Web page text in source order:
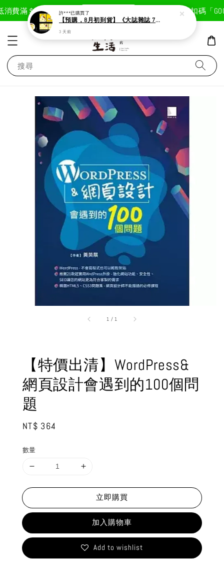
消費滿＄1800免運費 現在去購物！ 首次註冊輸入折扣碼「
搜尋
1 / 1
【特價出清】WordPress&
網頁設計會遇到的100個問
題
Regular
NT$ 364
數量
立即購買
加入購物車
Add to wishlist
許***已購買了
【預購，8月初到貨】《大誌雜誌 7月號 第 196 期》封面：布丁狗
3 天前